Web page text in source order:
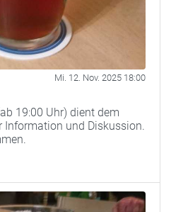
Mi. 12. Nov. 2025 18:00
19:00 Uhr) dient dem
Information und Diskussion.